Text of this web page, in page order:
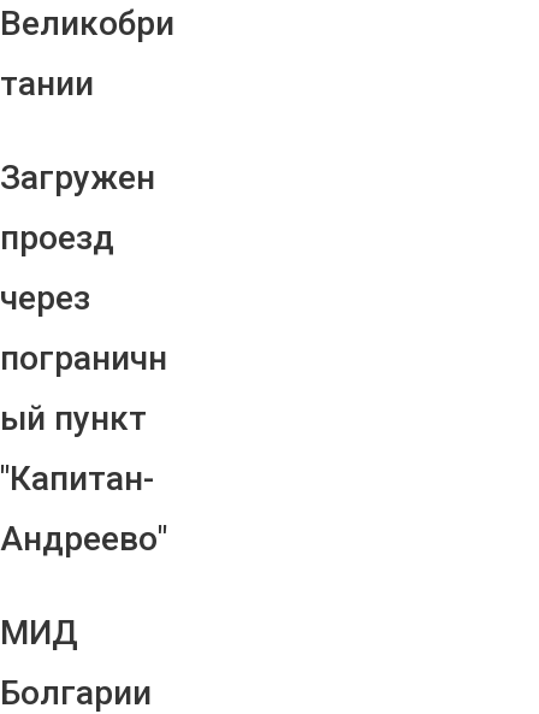
Великобри
тании
Загружен
проезд
через
пограничн
ый пункт
"Капитан-
Андреево"
МИД
Болгарии